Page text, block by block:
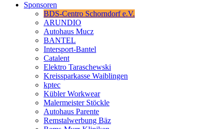
Sponsoren
BDS-Centro Schorndorf e.V.
ARUNDIO
Autohaus Mucz
BANTEL
Intersport-Bantel
Catalent
Elektro Taraschewski
Kreissparkasse Waiblingen
kptec
Kübler Workwear
Malermeister Stöckle
Autohaus Parente
Remstalwerbung Bäz